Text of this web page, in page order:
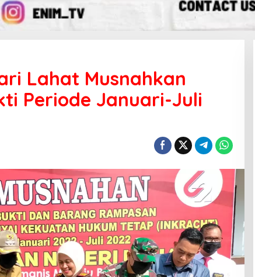
Lahat Musnahkan
Periode Januari-Juli